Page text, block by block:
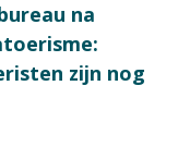
na
zijn nog